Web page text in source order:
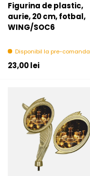
Figurina de plastic,
aurie, 20 cm, fotbal,
WING/SOC6
Disponibil la pre-comanda
Pret initial
23,00 lei